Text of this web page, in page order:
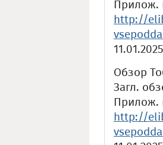
Прилож.
http://
Обзор
Загл.
Прилож.
http://